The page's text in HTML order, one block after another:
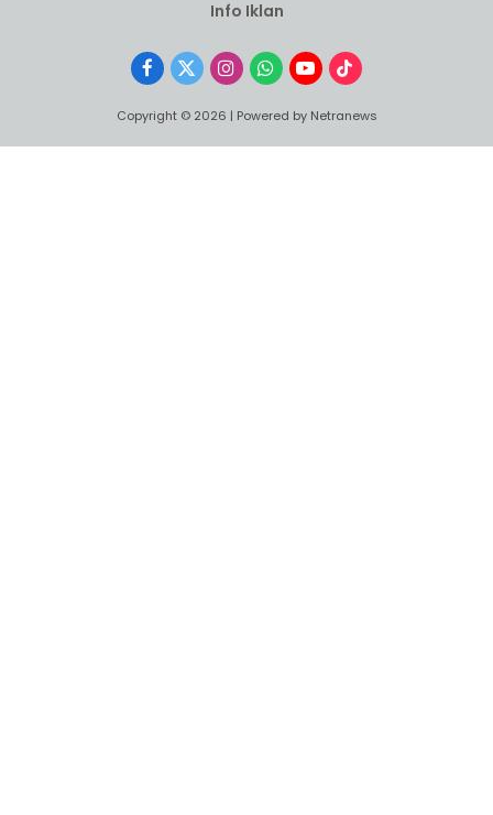
Info Iklan
Facebook
X
InstagramWhatsApp
YouTubeTikTok
Copyright © 2026 | Powered by Netranews